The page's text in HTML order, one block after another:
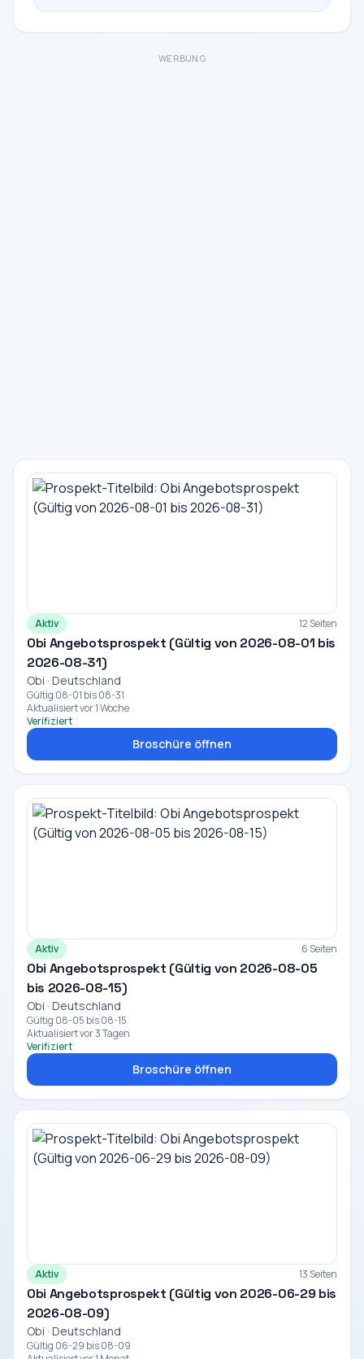
WERBUNG
Aktiv 12 Seiten
Obi Angebotsprospekt (Gültig von 2026-08-01 bis
2026-08-31)
Obi · Deutschland
Gültig 08-01 bis 08-31
Aktualisiert vor 1 Woche
Verifiziert
Broschüre öffnen
Aktiv 6 Seiten
Obi Angebotsprospekt (Gültig von 2026-08-05
bis 2026-08-15)
Obi · Deutschland
Gültig 08-05 bis 08-15
Aktualisiert vor 3 Tagen
Verifiziert
Broschüre öffnen
Aktiv 13 Seiten
Obi Angebotsprospekt (Gültig von 2026-06-29 bis
2026-08-09)
Obi · Deutschland
Gültig 06-29 bis 08-09